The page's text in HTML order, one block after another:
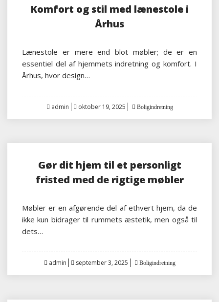
Komfort og stil med lænestole i
Århus
Lænestole er mere end blot møbler; de er en
essentiel del af hjemmets indretning og komfort. I
Århus, hvor design…
admin
Posted
oktober 19, 2025 Boligindretning
Gør dit hjem til et personligt
fristed med de rigtige møbler
Møbler er en afgørende del af ethvert hjem, da de
ikke kun bidrager til rummets æstetik, men også til
dets…
admin
Posted
september 3, 2025 Boligindretning